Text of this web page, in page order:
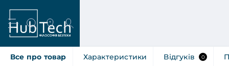
Все про товар Характеристики Відгуків 0